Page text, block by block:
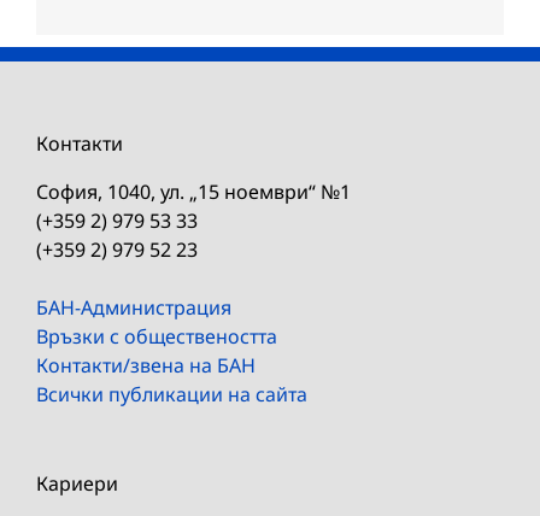
Контакти
София, 1040, ул. „15 ноември“ №1
(+359 2) 979 53 33
(+359 2) 979 52 23
БАН-Администрация
Връзки с обществеността
Контакти/звена на БАН
Всички публикации на сайта
Кариери